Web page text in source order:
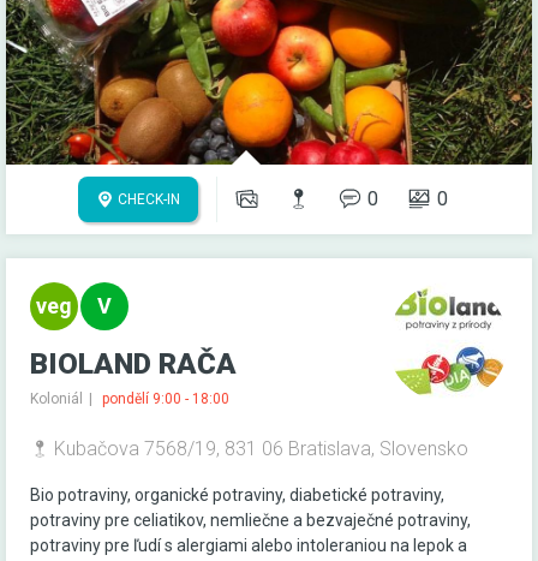
CHECK-IN 0 0
BIOLAND RAČA
Koloniál pondělí 9:00 - 18:00
Kubačova 7568/19, 831 06 Bratislava, Slovensko
Bio potraviny, organické potraviny, diabetické potraviny,
potraviny pre celiatikov, nemliečne a bezvaječné potraviny,
potraviny pre ľudí s alergiami alebo intoleraniou na lepok a